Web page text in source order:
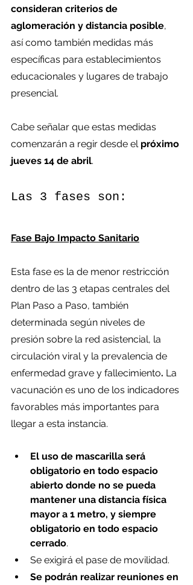
consideran criterios de
aglomeración y distancia posible,
así como también medidas más
específicas para establecimientos
educacionales y lugares de trabajo
presencial.
Cabe señalar que estas medidas
comenzarán a regir desde el próximo
jueves 14 de abril.
Las 3 fases son:
Fase Bajo Impacto Sanitario
Esta fase es la de menor restricción
dentro de las 3 etapas centrales del
Plan Paso a Paso, también
determinada según niveles de
presión sobre la red asistencial, la
circulación viral y la prevalencia de
enfermedad grave y fallecimiento. La
vacunación es uno de los indicadores
favorables más importantes para
llegar a esta instancia.
El uso de mascarilla será
obligatorio en todo espacio
abierto donde no se pueda
mantener una distancia física
mayor a 1 metro, y siempre
obligatorio en todo espacio
cerrado.
Se exigirá el pase de movilidad.
Se podrán realizar reuniones en